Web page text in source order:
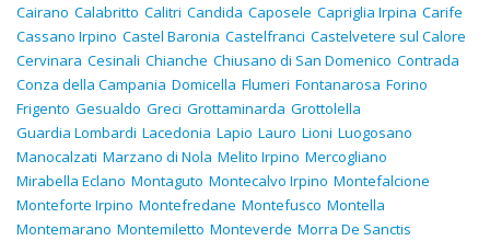
Cairano Calabritto Calitri Candida Caposele Capriglia Irpina Carife
Cassano Irpino Castel Baronia Castelfranci Castelvetere sul Calore
Cervinara Cesinali Chianche Chiusano di San Domenico Contrada
Conza della Campania Domicella Flumeri Fontanarosa Forino
Frigento Gesualdo Greci Grottaminarda Grottolella
Guardia Lombardi Lacedonia Lapio Lauro Lioni Luogosano
Manocalzati Marzano di Nola Melito Irpino Mercogliano
Mirabella Eclano Montaguto Montecalvo Irpino Montefalcione
Monteforte Irpino Montefredane Montefusco Montella
Montemarano Montemiletto Monteverde Morra De Sanctis